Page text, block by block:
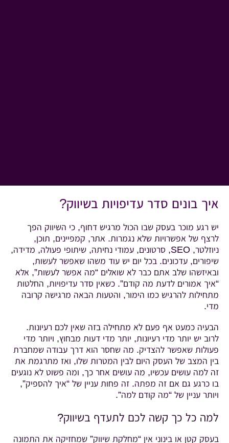
איך בונים סדר עדיפויות בשיווק?
יש רגע מוכר בעסק שבו הכול מרגיש דחוף, כי השיווק הפך
לרצף של אפשרויות שלא נגמרות. אתר, קמפיינים, תוכן,
ניוזלטר, SEO, סרטונים, עמודי נחיתה, שיתופי פעולה, מדידה,
שיפורים, עדכונים. בכל יום יש עוד משהו שאפשר לעשות,
ובאיזשהו שלב אתם כבר לא שואלים “מה אפשר לעשות”, אלא
“איך אמורים לדעת מה קודם”. כשאין סדר עדיפויות, החלטות
מתחילות להרגיש כמו הימור, והטעות הבאה מרגישה קרובה
מדי.
הבעיה כמעט אף פעם לא מתחילה בזה שאין לכם רעיונות.
לרוב יש יותר מדי רעיונות, יותר מדי דעות מבחוץ, ויותר מדי
פעולות שאפשר להצדיק. מה שחסר הוא דרך עבודה שמחברת
בין המצב של העסק היום לבין המטרות שלו, ואז מתרגמת את
זה למה עושים עכשיו, מה עושים אחר כך, ומה פשוט לא נוגעים
בו כרגע גם אם זה מפתה. זה פחות עניין של “איך להספיק”,
ויותר עניין של “מה קודם למה”.
למה כל כך קשה לכם לתעדף בשיווק?
בעסק קטן או בינוני אין “מחלקת שיווק” שמחזיקה את התמונה